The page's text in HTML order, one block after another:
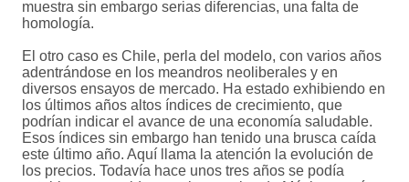
muestra sin embargo serias diferencias, una falta de
homología.
El otro caso es Chile, perla del modelo, con varios años
adentrándose en los meandros neoliberales y en
diversos ensayos de mercado. Ha estado exhibiendo en
los últimos años altos índices de crecimiento, que
podrían indicar el avance de una economía saludable.
Esos índices sin embargo han tenido una brusca caída
este último año. Aquí llama la atención la evolución de
los precios. Todavía hace unos tres años se podía